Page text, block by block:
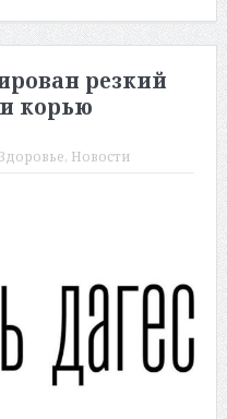
резкий
корью
Здоровье, Новости